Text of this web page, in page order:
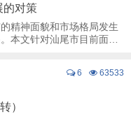
对策
精神面貌和市场格局发生
本文针对汕尾市目前面临
6 63533
）